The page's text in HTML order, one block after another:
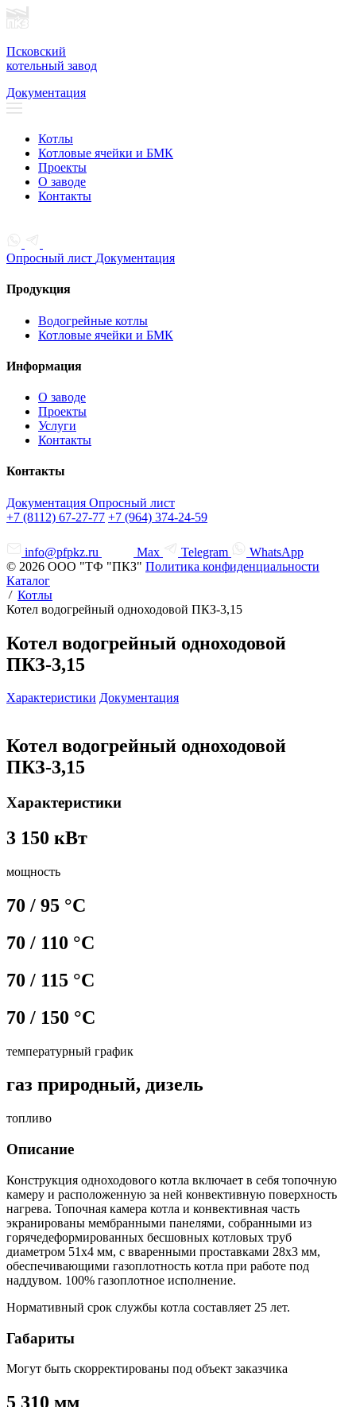
Псковский
котельный завод
Документация
Котлы
Котловые ячейки и БМК
Проекты
О заводе
Контакты
Опросный лист Документация
Продукция
Водогрейные котлы
Котловые ячейки и БМК
Информация
О заводе
Проекты
Услуги
Контакты
Контакты
Документация Опросный лист
+7 (8112) 67-27-77 +7 (964) 374-24-59
info@pfpkz.ru Max Telegram
WhatsApp
© 2026 ООО "ТФ "ПКЗ" Политика конфиденциальности
Каталог
Котлы
Котел водогрейный одноходовой ПКЗ-3,15
Котел водогрейный одноходовой
ПКЗ-3,15
Характеристики Документация
Котел водогрейный одноходовой
ПКЗ-3,15
Характеристики
3 150 кВт
мощность
70 / 95 °С
70 / 110 °С
70 / 115 °С
70 / 150 °С
температурный график
газ природный, дизель
топливо
Описание
Конструкция одноходового котла включает в себя топочную
камеру и расположенную за ней конвективную поверхность
нагрева. Топочная камера котла и конвективная часть
экранированы мембранными панелями, собранными из
горячедеформированных бесшовных котловых труб
диаметром 51х4 мм, с вваренными проставками 28х3 мм,
обеспечивающими газоплотность котла при работе под
наддувом. 100% газоплотное исполнение.
Нормативный срок службы котла составляет 25 лет.
Габариты
Могут быть скорректированы под объект заказчика
5 310 мм